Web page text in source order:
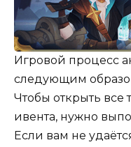
Игровой процесс
следующим
Чтобы открыть все
ивента, нужно
Если вам не